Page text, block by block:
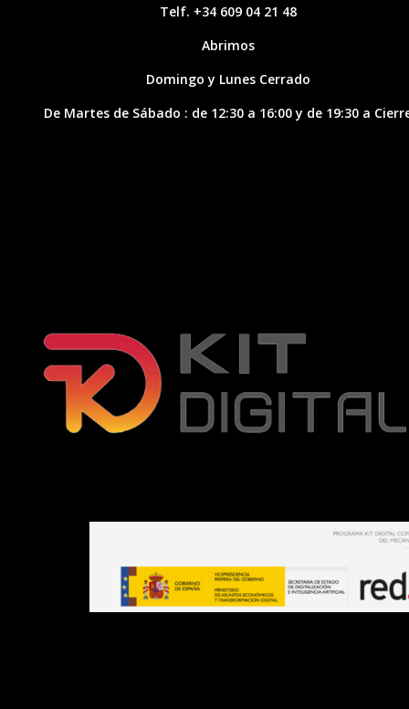
Telf. +34 609 04 21 48
Abrimos
Domingo y Lunes Cerrado
De Martes de Sábado : de 12:30 a 16:00 y de 19:30 a